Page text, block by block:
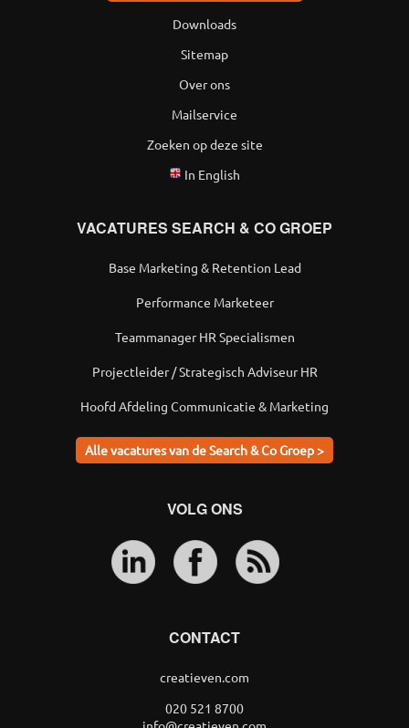
Downloads
Sitemap
Over ons
Mailservice
Zoeken op deze site
In English
VACATURES SEARCH & CO GROEP
Base Marketing & Retention Lead
Performance Marketeer
Teammanager HR Specialismen
Projectleider / Strategisch Adviseur HR
Hoofd Afdeling Communicatie & Marketing
Alle vacatures van de Search & Co Groep >
VOLG ONS
CONTACT
creatieven.com
020 521 8700